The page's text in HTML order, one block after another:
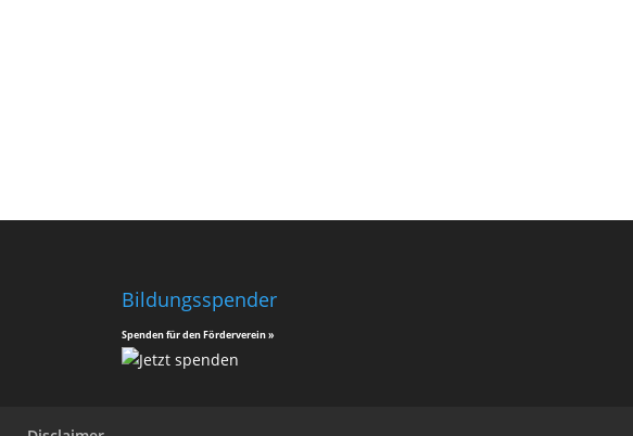
Bildungsspender
Spenden für den Förderverein »